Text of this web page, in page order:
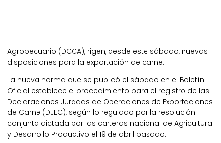
Agropecuario (DCCA), rigen, desde este sábado, nuevas
disposiciones para la exportación de carne.
La nueva norma que se publicó el sábado en el Boletín
Oficial establece el procedimiento para el registro de las
Declaraciones Juradas de Operaciones de Exportaciones
de Carne (DJEC), según lo regulado por la resolución
conjunta dictada por las carteras nacional de Agricultura
y Desarrollo Productivo el 19 de abril pasado.